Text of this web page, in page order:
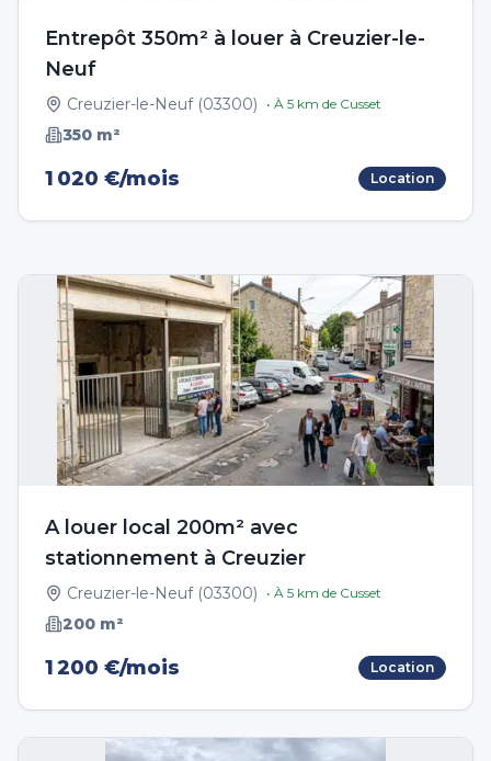
Entrepôt 350m² à louer à Creuzier-le-
Neuf
Creuzier-le-Neuf(03300) • À 5 km de Cusset
350 m²
1 020 €/mois Location
A louer local 200m² avec
stationnement à Creuzier
Creuzier-le-Neuf(03300) • À 5 km de Cusset
200 m²
1 200 €/mois Location